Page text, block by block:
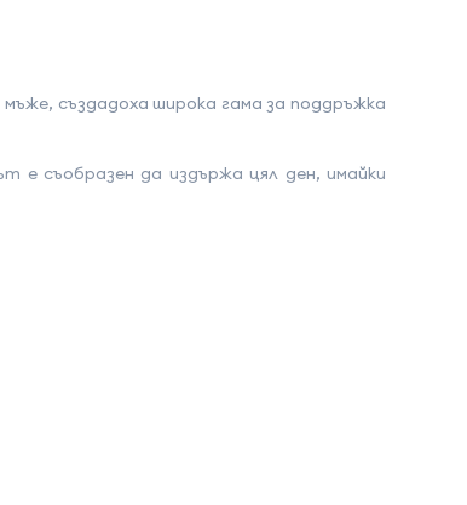
създадоха широка гама за поддръжка
е съобразен да издържа цял ден, имайки